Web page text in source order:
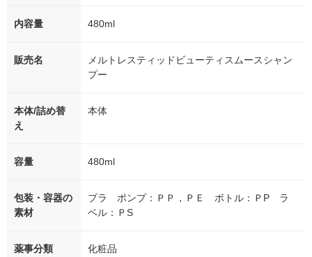
内容量 480ml
販売名
メルトレスティッドビューティスムースシャン
プー
本体/詰め替
え
本体
容量 480ml
包装・容器の
素材
プラ ポンプ：ＰＰ，ＰＥ ボトル：ＰP ラ
ベル：ＰS
薬事分類 化粧品